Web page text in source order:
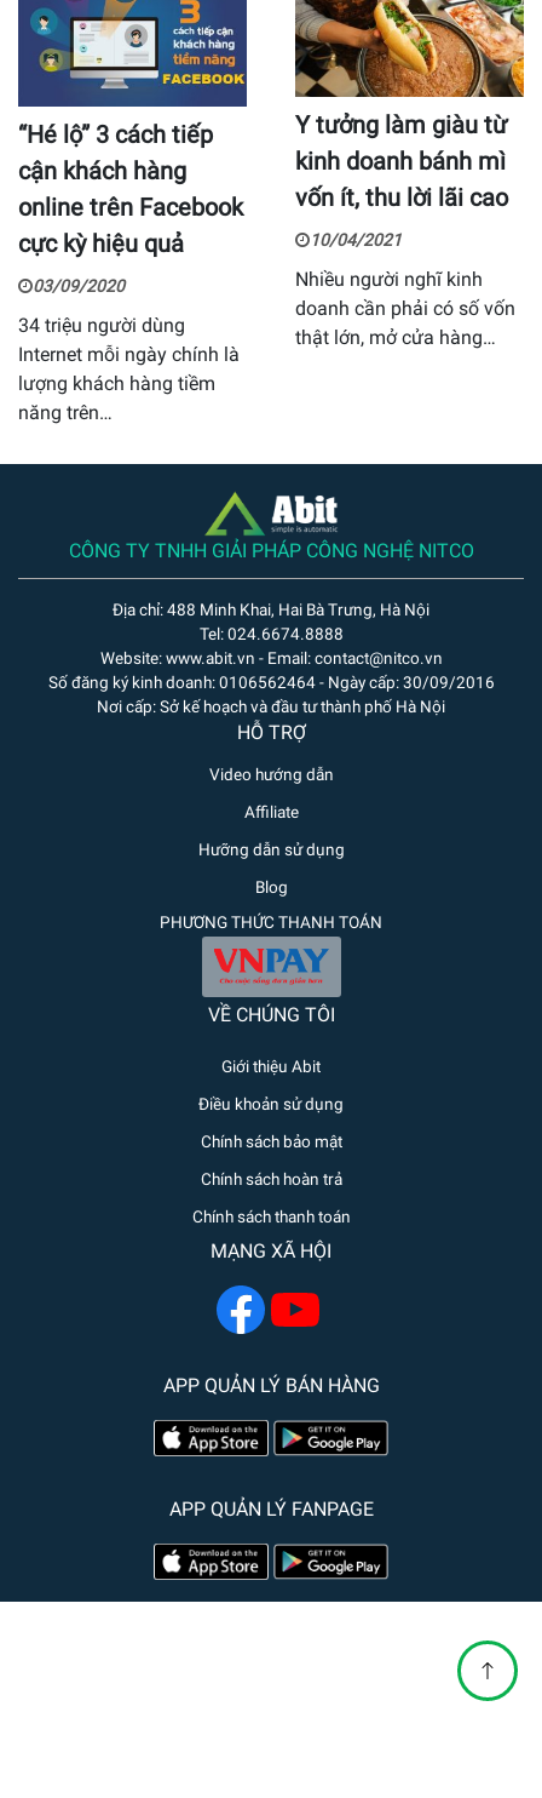
“Hé lộ” 3 cách tiếp
cận khách hàng
online trên Facebook
cực kỳ hiệu quả
03/09/2020
34 triệu người dùng
Internet mỗi ngày chính là
lượng khách hàng tiềm
năng trên…
Y tưởng làm giàu từ
kinh doanh bánh mì
vốn ít, thu lời lãi cao
10/04/2021
Nhiều người nghĩ kinh
doanh cần phải có số vốn
thật lớn, mở cửa hàng…
CÔNG TY TNHH GIẢI PHÁP CÔNG NGHỆ NITCO
Địa chỉ: 488 Minh Khai, Hai Bà Trưng, Hà Nội
Tel: 024.6674.8888
Website: www.abit.vn - Email: contact@nitco.vn
Số đăng ký kinh doanh: 0106562464 - Ngày cấp: 30/09/2016
Nơi cấp: Sở kế hoạch và đầu tư thành phố Hà Nội
HỖ TRỢ
Video hướng dẫn
Affiliate
Hưỡng dẫn sử dụng
Blog
PHƯƠNG THỨC THANH TOÁN
VỀ CHÚNG TÔI
Giới thiệu Abit
Điều khoản sử dụng
Chính sách bảo mật
Chính sách hoàn trả
Chính sách thanh toán
MẠNG XÃ HỘI
APP QUẢN LÝ BÁN HÀNG
APP QUẢN LÝ FANPAGE